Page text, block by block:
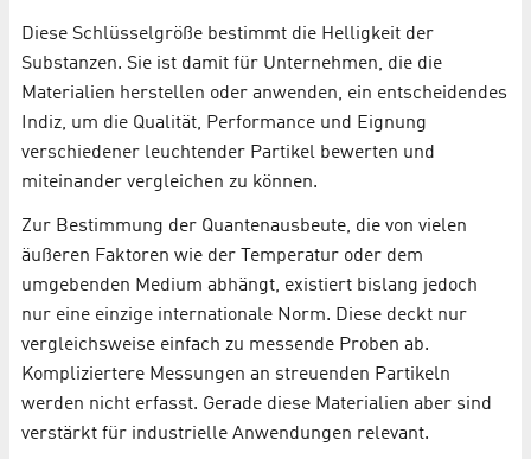
Diese Schlüsselgröße bestimmt die Helligkeit der
Substanzen. Sie ist damit für Unternehmen, die die
Materialien herstellen oder anwenden, ein entscheidendes
Indiz, um die Qualität, Performance und Eignung
verschiedener leuchtender Partikel bewerten und
miteinander vergleichen zu können.
Zur Bestimmung der Quantenausbeute, die von vielen
äußeren Faktoren wie der Temperatur oder dem
umgebenden Medium abhängt, existiert bislang jedoch
nur eine einzige internationale Norm. Diese deckt nur
vergleichsweise einfach zu messende Proben ab.
Kompliziertere Messungen an streuenden Partikeln
werden nicht erfasst. Gerade diese Materialien aber sind
verstärkt für industrielle Anwendungen relevant.